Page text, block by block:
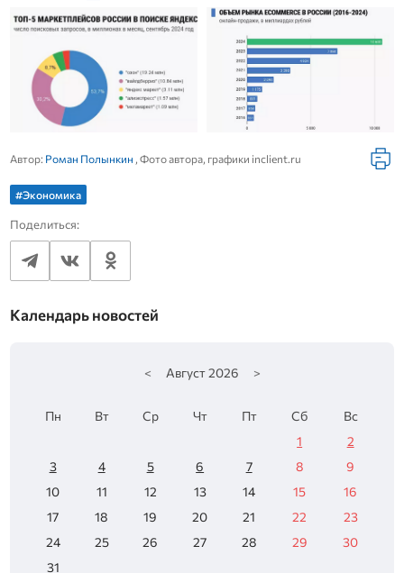
Автор: Роман Полынкин , Фото автора, графики inclient.ru
#Экономика
Поделиться:
Календарь новостей
< Август 2026 >
Пн Вт Ср Чт Пт Сб
Вс
1
2
3
4 5 6 7 8
9
10
11 12 13 14 15
16
17
18 19 20 21 22
23
24
25 26 27 28 29
30
31